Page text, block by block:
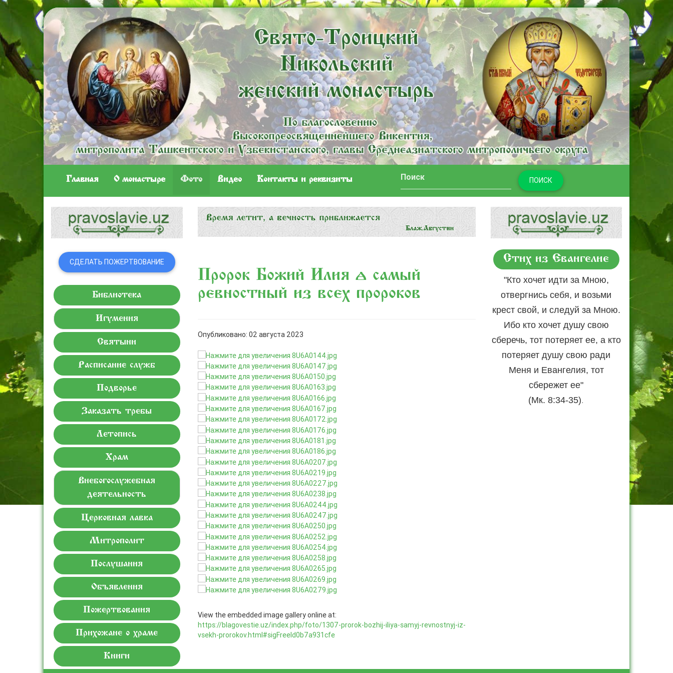
Главная O монастыре Фото Видео Контакты и реквизиты ПОИСК
СДЕЛАТЬ ПОЖЕРТВОВАНИЕ
Библиотека
Игумения
Святыни
Расписание служб
Подворье
Заказать требы
Летопись
Храм
Внебогослужебная
деятельность
Церковная лавка
Митрополит
Послушания
Объявления
Пожертвования
Прихожане о храме
Книги
Пророк Божий Илия – самый
ревностный из всех пророков
Опубликовано: 02 августа 2023
View the embedded image gallery online at:
https://blagovestie.uz/index.php/foto/1307-prorok-bozhij-iliya-samyj-revnostnyj-iz-
vsekh-prorokov.html#sigFreeId0b7a931cfe
Стих из Евангелие
"Кто хочет идти за Мною,
отвергнись себя, и возьми
крест свой, и следуй за Мною.
Ибо кто хочет душу свою
сберечь, тот потеряет ее, а кто
потеряет душу свою ради
Меня и Евангелия, тот
сбережет ее"
(Мк. 8:34-35).